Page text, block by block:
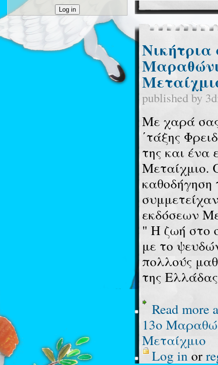
Νικήτρια
published by
Με χαρά
΄τάξης
της και ένα
Μεταίχμιο.
καθοδήγηση
εκδόσεων
" Η ζωή στο
με το
πολλούς
της
Read more
13ο
Μεταίχμιο
Log inor